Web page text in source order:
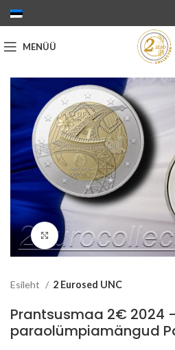
MENÜÜ
Suurenda
Esileht 2 Eurosed UNC
Prantsusmaa 2€ 2024
paraolümpiamängud